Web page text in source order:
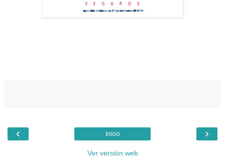
‹ ›
Inicio
Ver versión web